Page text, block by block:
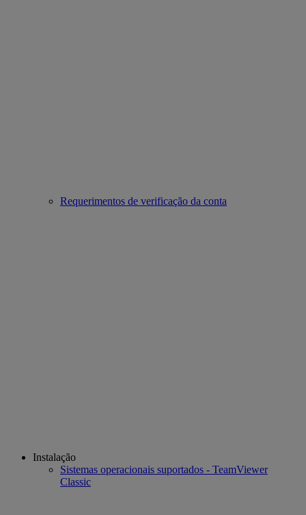
Requerimentos de verificação da conta
Instalação
Sistemas operacionais suportados - TeamViewer
Classic